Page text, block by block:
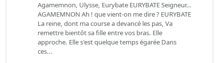
Agamemnon, Ulysse, Eurybate EURYBATE Seigneur…
AGAMEMNON Ah ! que vient-on me dire ? EURYBATE
La reine, dont ma course a devancé les pas, Va
remettre bientôt sa fille entre vos bras. Elle
approche. Elle s'est quelque temps égarée Dans
ces...